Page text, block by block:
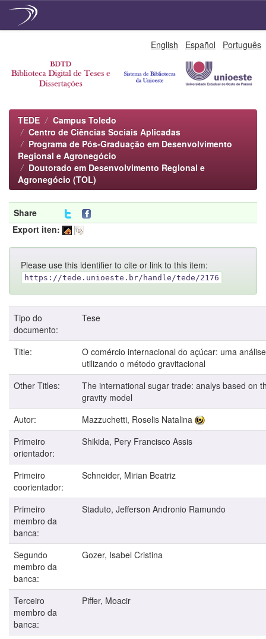
English Español Português
TEDE
Campus Toledo
Centro de Ciências Sociais Aplicadas
Programa de Pós-Graduação em Desenvolvimento
Regional e Agronegócio
Doutorado em Desenvolvimento Regional e
Agronegócio (TOL)
Share
Export iten:
Please use this identifier to cite or link to this item:
https://tede.unioeste.br/handle/tede/2176
Tipo do
documento:
Tese
Title:
O comércio internacional do açúcar: uma análise
utilizando o método gravitacional
Other Titles:
The international sugar trade: analys based on
gravity model
Autor:
Mazzuchetti, Roselis Natalina
Primeiro
orientador:
Shikida, Pery Francisco Assis
Primeiro
coorientador:
Schneider, Mirian Beatriz
Primeiro
membro da
banca:
Staduto, Jefferson Andronio Ramundo
Segundo
membro da
banca:
Gozer, Isabel Cristina
Terceiro
membro da
banca:
Piffer, Moacir